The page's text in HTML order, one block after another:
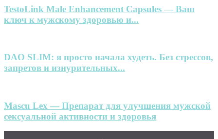
TestoLink Male Enhancement Capsules — Ваш
ключ к мужскому здоровью и...
DAO SLIM: я просто начала худеть. Без стрессов,
запретов и изнурительных...
Mascu Lex — Препарат для улучшения мужской
сексуальной активности и здоровья